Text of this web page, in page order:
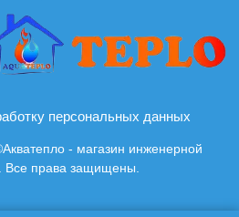
персональных данных
- магазин инженерной
Все права защищены.